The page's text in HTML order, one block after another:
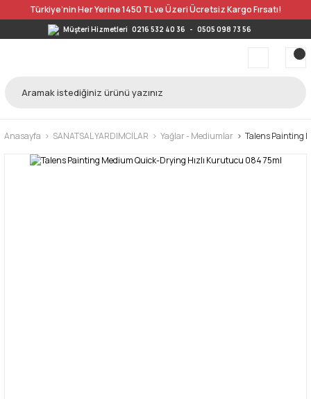
Türkiye’nin Her Yerine 1450 TL ve Üzeri Ücretsiz Kargo Fırsatı!
Müşteri Hizmetleri 0216 532 40 36 - 0505 098 73 56
Anasayfa SANATSAL YARDIMCILAR Yağlar - Mediumlar Talens Painting